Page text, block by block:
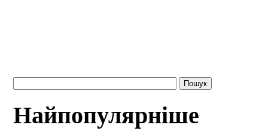
Найпопулярніше